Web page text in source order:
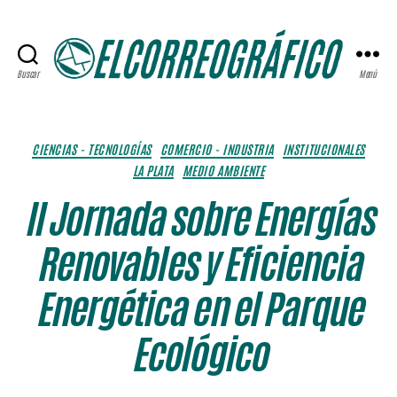
Buscar Menú
Categorías
CIENCIAS - TECNOLOGÍAS COMERCIO - INDUSTRIA
INSTITUCIONALES
LA PLATA
MEDIO AMBIENTE
II Jornada sobre Energías
Renovables y Eficiencia
Energética en el Parque
Ecológico